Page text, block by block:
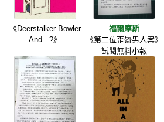
《Deerstalker Bowler
And...?》
福爾摩斯
《第二位歪脣男人案》
試閱無料小報